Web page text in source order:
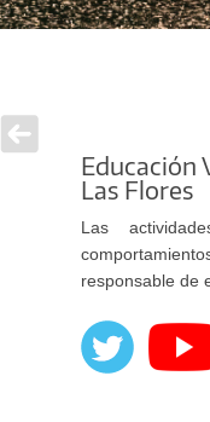
Educación
Las Flores
Las
responsable de